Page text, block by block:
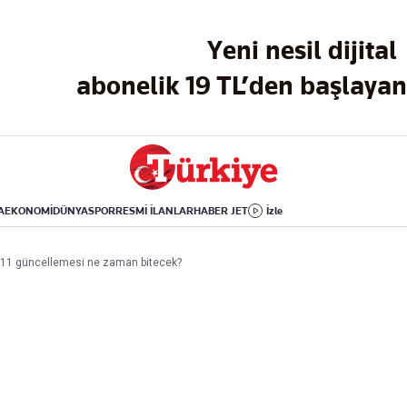
Yeni nesil dijital
abonelik 19 TL’den
EKONOMİDÜNYASPORRESMİ İLANLARHABER JET İzle
Amerika
İsrail-Gazze
Yemek
Aktüel
Sinema
Kitap
11 güncellemesi ne zaman bitecek?